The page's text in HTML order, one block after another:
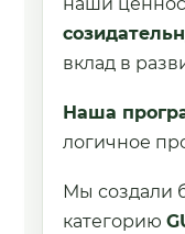
наши
вклад в
Наша
логичное
Мы создали
категорию